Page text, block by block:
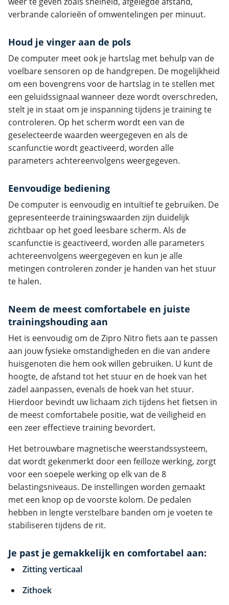
verbrande calorieën of omwentelingen per minuut.
Houd je vinger aan de pols
De computer meet ook je hartslag met behulp van de
voelbare sensoren op de handgrepen. De mogelijkheid
om een bovengrens voor de hartslag in te stellen met
een geluidssignaal wanneer deze wordt overschreden,
stelt je in staat om je inspanning tijdens je training te
controleren. Op het scherm wordt een van de
geselecteerde waarden weergegeven en als de
scanfunctie wordt geactiveerd, worden alle
parameters achtereenvolgens weergegeven.
Eenvoudige bediening
De computer is eenvoudig en intuïtief te gebruiken. De
gepresenteerde trainingswaarden zijn duidelijk
zichtbaar op het goed leesbare scherm. Als de
scanfunctie is geactiveerd, worden alle parameters
achtereenvolgens weergegeven en kun je alle
metingen controleren zonder je handen van het stuur
te halen.
Neem de meest comfortabele en juiste
trainingshouding aan
Het is eenvoudig om de Zipro Nitro fiets aan te passen
aan jouw fysieke omstandigheden en die van andere
huisgenoten die hem ook willen gebruiken. U kunt de
hoogte, de afstand tot het stuur en de hoek van het
zadel aanpassen, evenals de hoek van het stuur.
Hierdoor bevindt uw lichaam zich tijdens het fietsen in
de meest comfortabele positie, wat de veiligheid en
een zeer effectieve training bevordert.
Het betrouwbare magnetische weerstandssysteem,
dat wordt gekenmerkt door een feilloze werking, zorgt
voor een soepele werking op elk van de 8
belastingsniveaus. De instellingen worden gemaakt
met een knop op de voorste kolom. De pedalen
hebben in lengte verstelbare banden om je voeten te
stabiliseren tijdens de rit.
Je past je gemakkelijk en comfortabel aan:
Zitting verticaal
Zithoek